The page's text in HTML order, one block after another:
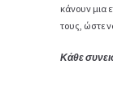
κάνουν μια
τους, ώστε
Κάθε